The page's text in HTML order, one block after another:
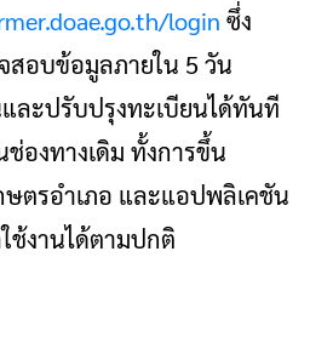
login ซึ่ง
สอบข้อมูลภายใน 5 วัน
ละปรับปรุงทะเบียนได้ทันที
ช่องทางเดิม ทั้งการขึ้น
ตรอำเภอ และแอปพลิเคชัน
ช้งานได้ตามปกติ